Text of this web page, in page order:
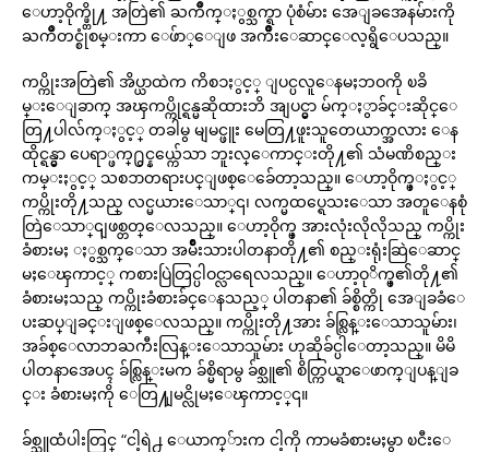
ေဟာ့ဝိုက္ဖ္တို႔ အတြဲ၏ ႀကိဳက္ႏွစ္သက္ရာ ပုံစံမ်ား အေျခအေနမ်ားကို
ႀကိဳတင္စုံစမ္းကာ ေဖ်ာ္ေျဖ အက်ိဳးေဆာင္ေလ့ရွိေပသည္။
ကပ္ကိုးအတြဲ၏ အိပ္ယာထဲက ကိစၥႏွင့္ ျပင္ပလူေနမႈဘဝကို ၿခိ
မ္းေျခာက္ အၾကပ္ကိုင္ရန္မဆိုထားဘိ အျပင္မွာ မ်က္ႏွာခ်င္းဆိုင္ေ
တြ႔ပါလ်က္ႏွင့္ တခါမွ မျမင္ဖူး မေတြ႔ဖူးသူတေယာက္အလား ေန
ထိုင္ရန္မွာ ပေရာ္ဖက္႐ွင္နယ္က်ေသာ ဘူးလ္ေကာင္းတို႔၏ သံမဏိစည္း
ကမ္းႏွင့္ သစၥာတရားပင္ျဖစ္ေခ်ေတာ့သည္။ ေဟာ့ဝိုက္ဖ္ႏွင့္
ကပ္ကိုးတို႔သည္ လင္မယားေသာ္၎၊ လက္မထပ္ရေသးေသာ အတူေနစုံ
တြဲေသာ္၎ျဖစ္တတ္ေလသည္။ ေဟာ့ဝိုက္ဖ္ အားလုံးလိုလိုသည္ ကပ္ကိုး
ခံစားမႈ ႏွစ္သက္ေသာ အမ်ိဳးသားပါတနာတို႔၏ စည္းရုံးဆြဲေဆာင္
မႈေၾကာင့္ ကစားပြဲတြင္ပါဝင္လာရေလသည္။ ေဟာ့ဝုိက္ဖ္၏တို႔၏
ခံစားမႈသည္ ကပ္ကိုးခံစားခ်င္ေနသည့္ ပါတနာ၏ ခ်စ္စိတ္ကို အေျခခံေ
ပးဆပ္ျခင္းျဖစ္ေလသည္။ ကပ္ကိုးတို႔အား ခ်စ္လြန္းေသာသူမ်ား၊
အခ်စ္ေလာဘႀကီးလြန္းေသာသူမ်ား ဟုဆိုခ်င္ပါေတာ့သည္။ မိမိ
ပါတနာအေပၚ ခ်စ္လြန္းမက ခ်စ္မိရာမွ ခ်စ္သူ၏ စိတ္ကြယ္ရာေဖာက္ျပန္ျခ
င္း ခံစားမႈကို ေတြ႔ျမင္လိုမႈေၾကာင့္၎။
ခ်စ္သူထံပါးတြင္ “ငါ့ရဲ႕ ေယာက္်ားက ငါ့ကို ကာမခံစားမႈမွာ ၿငီးေ